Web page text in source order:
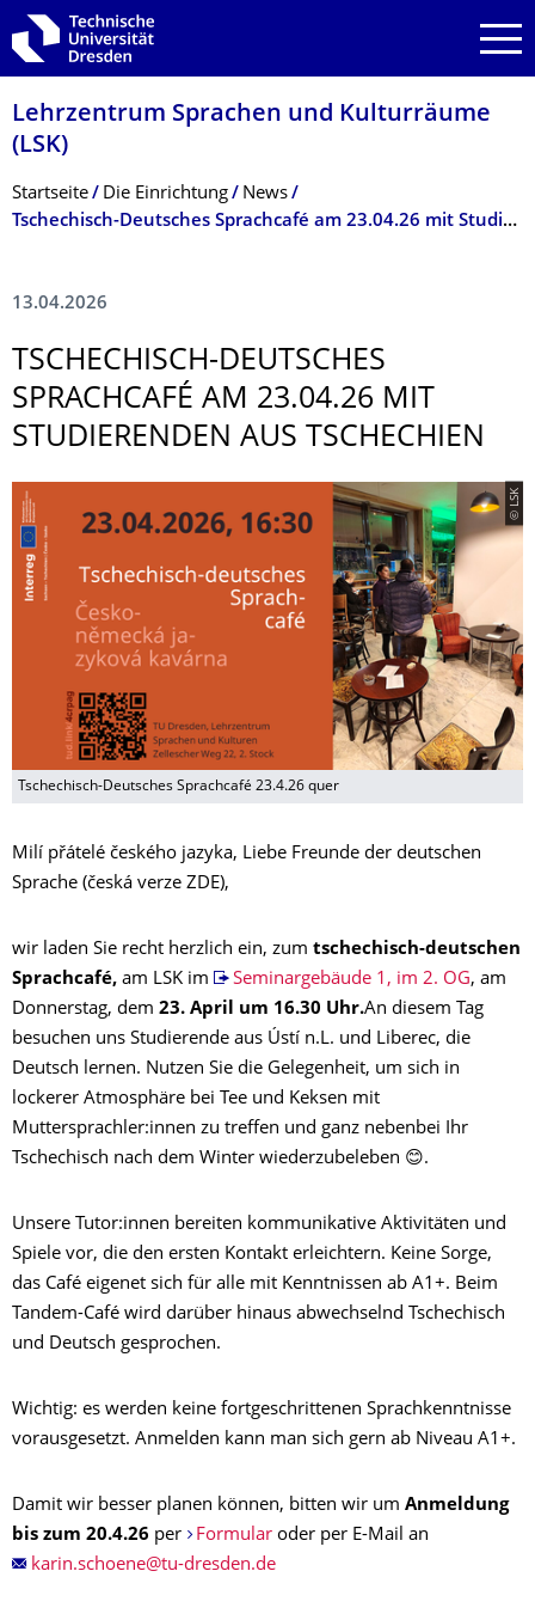
Zur Hauptnavigation springen
Zur Suche springen
Zum Inhalt springen
Lehrzentrum Sprachen und Kulturräume
(LSK)
Breadcrumb-Menü
Startseite Die Einrichtung
News
Tschechisch-Deutsches Sprachcafé am 23.04.26 mit Studierenden aus Tschechien
13.04.2026
TSCHECHISCH-DEUTSCHES
SPRACHCAFÉ AM 23.04.26 MIT
STUDIERENDEN AUS TSCHECHIEN
© LSK
Tschechisch-Deutsches Sprachcafé 23.4.26 quer
Milí přátelé českého jazyka, Liebe Freunde der deutschen
Sprache (česká verze ZDE),
wir laden Sie recht herzlich ein, zum tschechisch-deutschen
Sprachcafé, am LSK im Seminargebäude 1, im 2. OG, am
Donnerstag, dem 23. April um 16.30 Uhr.An diesem Tag
besuchen uns Studierende aus Ústí n.L. und Liberec, die
Deutsch lernen. Nutzen Sie die Gelegenheit, um sich in
lockerer Atmosphäre bei Tee und Keksen mit
Muttersprachler:innen zu treffen und ganz nebenbei Ihr
Tschechisch nach dem Winter wiederzubeleben 😊.
Unsere Tutor:innen bereiten kommunikative Aktivitäten und
Spiele vor, die den ersten Kontakt erleichtern. Keine Sorge,
das Café eigenet sich für alle mit Kenntnissen ab A1+. Beim
Tandem-Café wird darüber hinaus abwechselnd Tschechisch
und Deutsch gesprochen.
Wichtig: es werden keine fortgeschrittenen Sprachkenntnisse
vorausgesetzt. Anmelden kann man sich gern ab Niveau A1+.
Damit wir besser planen können, bitten wir um Anmeldung
bis zum 20.4.26 per Formularoder per E-Mail an